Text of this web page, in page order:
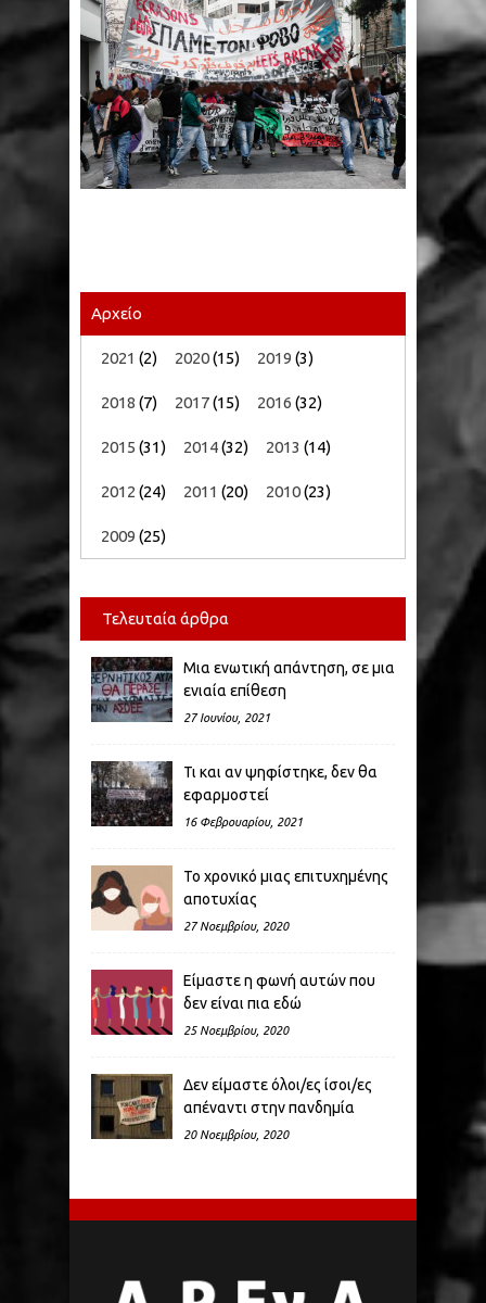
Αρχείο
2021 (2) 2020(15) 2019 (3)
2018 (7) 2017(15) 2016 (32)
2015 (31) 2014(32) 2013 (14)
2012 (24) 2011 (20) 2010(23)
2009 (25)
Τελευταία άρθρα
Μια ενωτική απάντηση, σε μια
ενιαία επίθεση
27 Ιουνίου, 2021
Τι και αν ψηφίστηκε, δεν θα
εφαρμοστεί
16 Φεβρουαρίου, 2021
Το χρονικό μιας επιτυχημένης
αποτυχίας
27 Νοεμβρίου, 2020
Είμαστε η φωνή αυτών που
δεν είναι πια εδώ
25 Νοεμβρίου, 2020
Δεν είμαστε όλοι/ες ίσοι/ες
απέναντι στην πανδημία
20 Νοεμβρίου, 2020